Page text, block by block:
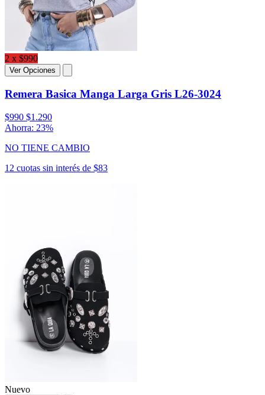
2 x $990
Ver Opciones
Remera Basica Manga Larga Gris L26-3024
$990 $1.290
Ahorra: 23%
NO TIENE CAMBIO
12 cuotas sin interés de $83
Nuevo